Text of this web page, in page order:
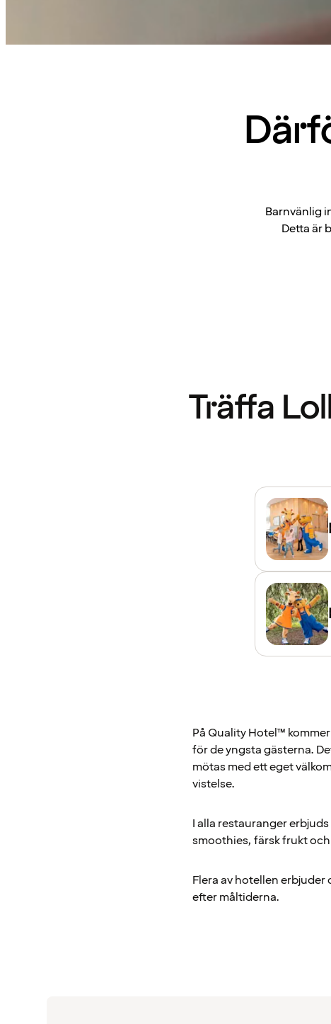
Barnvänlig
Detta är
Träffa
På Quality Hotel™
för de yngsta gästerna.
mötas med ett eget
vistelse.
I alla restauranger
smoothies, färsk frukt
Flera av hotellen erbjuder
efter måltiderna.